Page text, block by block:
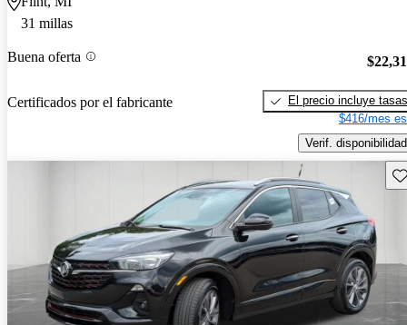
31 millas
Buena oferta
Certificados por el fabricante
El precio incluye tasas
$416/mes
Verif. disponibilidad